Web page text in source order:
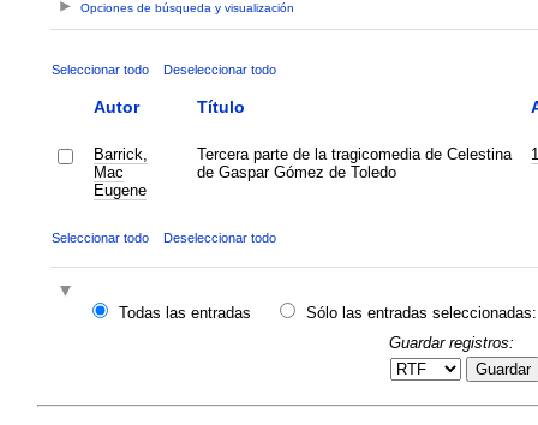
Opciones de búsqueda y visualización
Seleccionar todo Deseleccionar todo
Autor Título
Barrick,
Mac
Eugene
Tercera parte de la tragicomedia de Celestina
de Gaspar Gómez de Toledo
Seleccionar todo Deseleccionar todo
Todas las entradas
Sólo las entradas seleccionadas:
Guardar registros:
Guardar